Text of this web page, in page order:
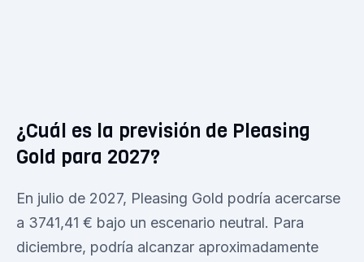
¿Cuál es la previsión de Pleasing
Gold para 2027?
En julio de 2027, Pleasing Gold podría acercarse
a 3741,41 € bajo un escenario neutral. Para
diciembre, podría alcanzar aproximadamente